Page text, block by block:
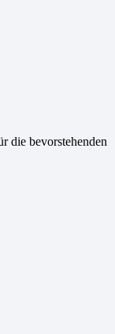
die bevorstehenden